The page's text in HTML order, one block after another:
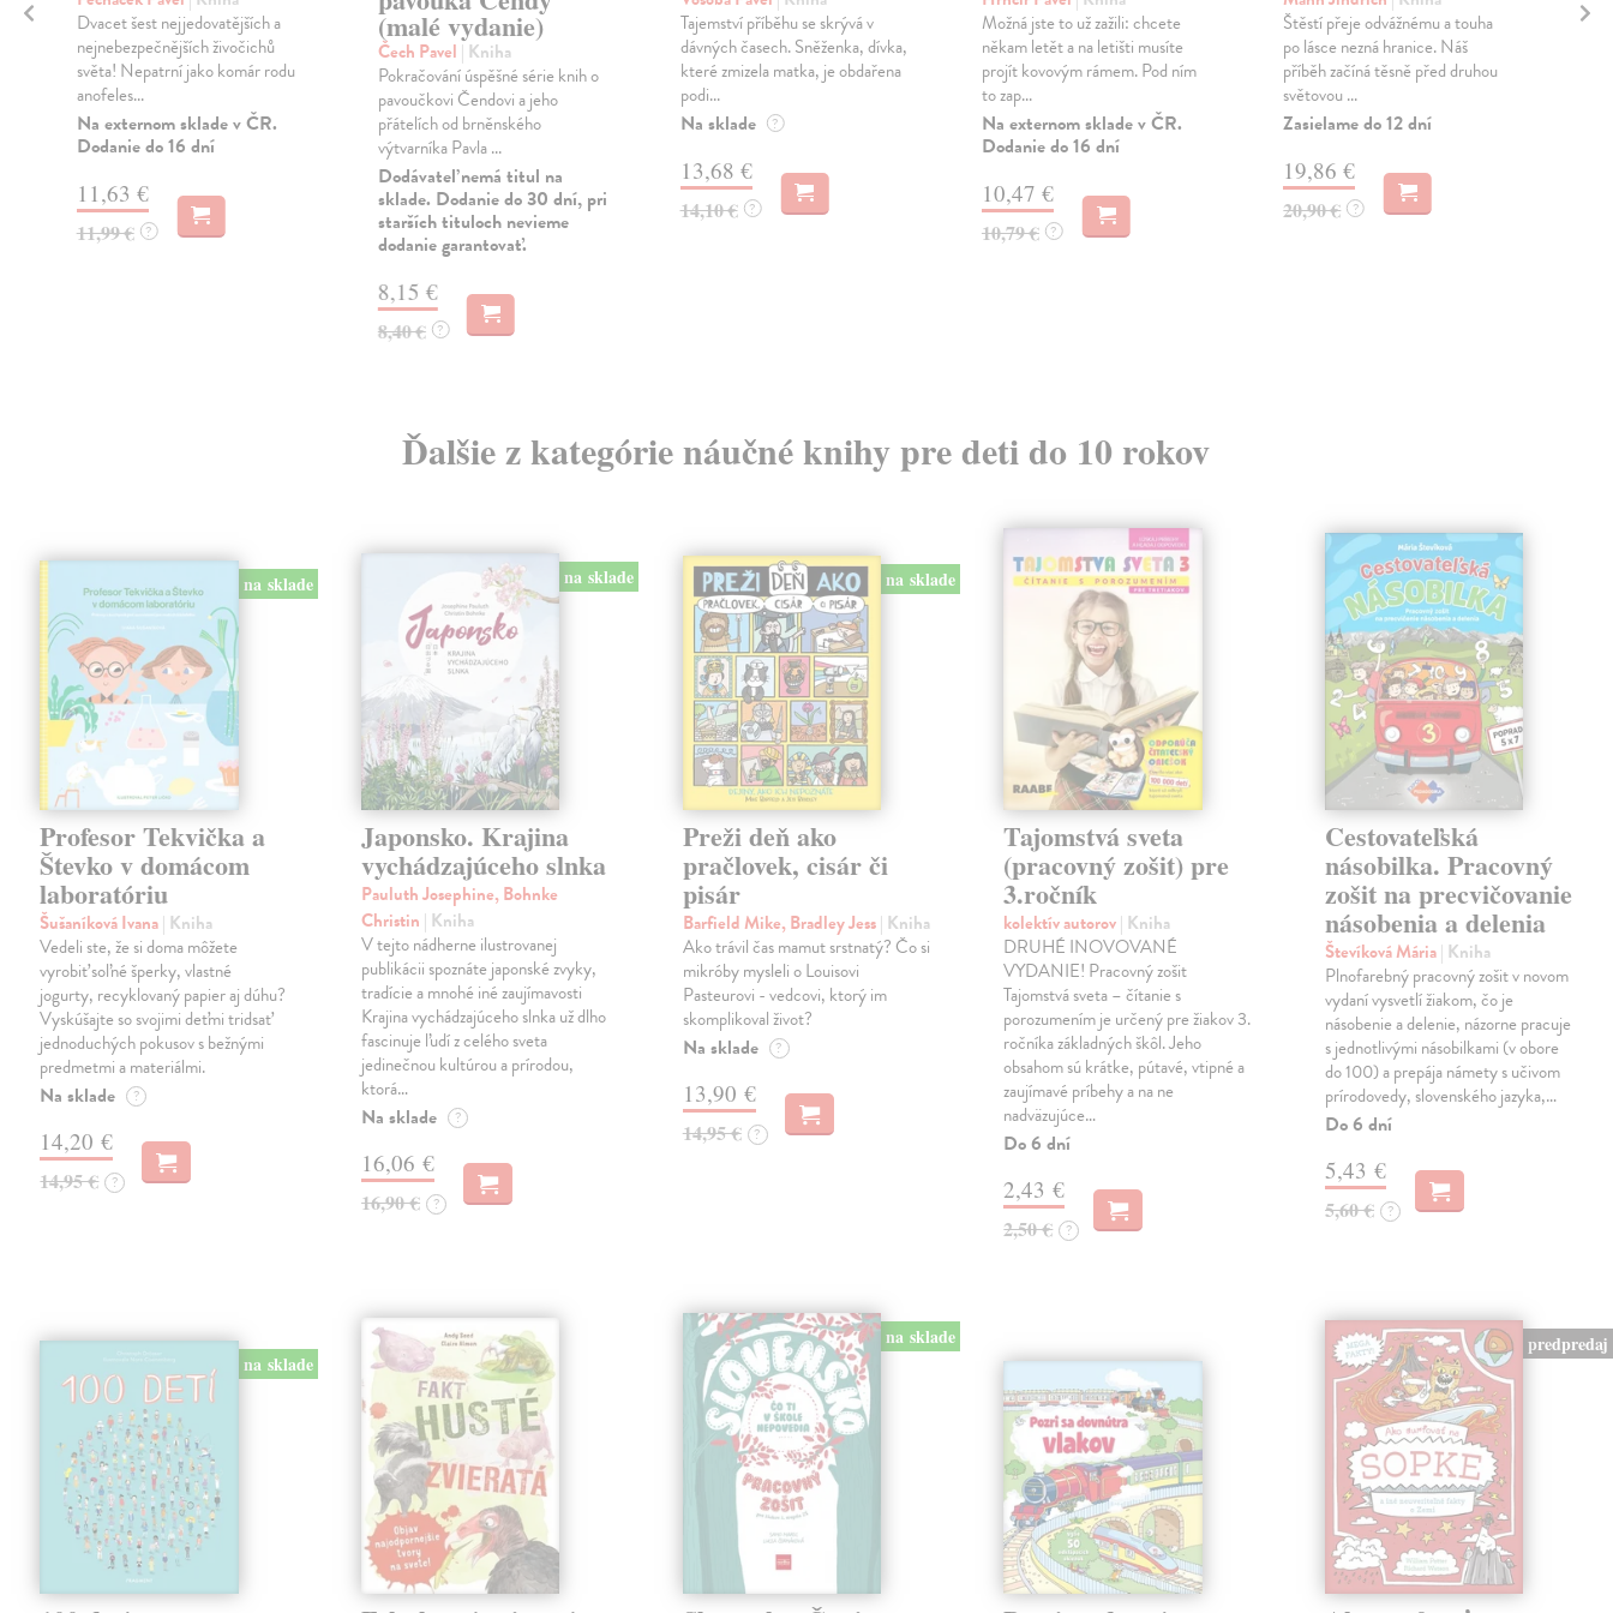
Dvacet šest nejjedovatějších a
nejnebezpečnějších živočichů
světa! Nepatrní jako komár rodu
anofeles...
Na externom sklade v ČR.
Dodanie do 16 dní
11,63 €
11,99 € ?
(malé vydanie)
Čech Pavel | Kniha
Pokračování úspěšné série knih o
pavoučkovi Čendovi a jeho
přátelích od brněnského
výtvarníka Pavla ...
Dodávateľ nemá titul na
sklade. Dodanie do 30 dní, pri
starších tituloch nevieme
dodanie garantovať.
8,15 €
8,40 € ?
Tajemství příběhu se skrývá v
dávných časech. Sněženka, dívka,
které zmizela matka, je obdařena
podi...
Na sklade ?
13,68 €
14,10 € ?
Možná jste to už zažili: chcete
někam letět a na letišti musíte
projít kovovým rámem. Pod ním
to zap...
Na externom sklade v ČR.
Dodanie do 16 dní
10,47 €
10,79 € ?
Štěstí přeje odvážnému a touha
po lásce nezná hranice. Náš
příběh začíná těsně před druhou
světovou ...
Zasielame do 12 dní
19,86 €
20,90 € ?
Ďalšie z kategórie náučné knihy pre deti do 10 rokov
na sklade
Profesor Tekvička a
Števko v domácom
laboratóriu
Šušaníková Ivana| Kniha
Vedeli ste, že si doma môžete
vyrobiť soľné šperky, vlastné
jogurty, recyklovaný papier aj dúhu?
Vyskúšajte so svojimi deťmi tridsať
jednoduchých pokusov s bežnými
predmetmi a materiálmi.
Na sklade ?
14,20 €
14,95 € ?
na sklade
Japonsko. Krajina
vychádzajúceho slnka
Pauluth Josephine, Bohnke
Christin | Kniha
V tejto nádherne ilustrovanej
publikácii spoznáte japonské zvyky,
tradície a mnohé iné zaujímavosti
Krajina vychádzajúceho slnka už dlho
fascinuje ľudí z celého sveta
jedinečnou kultúrou a prírodou,
ktorá…
Na sklade ?
16,06 €
16,90 € ?
na sklade
Preži deň ako
pračlovek, cisár či
pisár
Barfield Mike, Bradley Jess| Kniha
Ako trávil čas mamut srstnatý? Čo si
mikróby mysleli o Louisovi
Pasteurovi - vedcovi, ktorý im
skomplikoval život?
Na sklade ?
13,90 €
14,95 € ?
Tajomstvá sveta
(pracovný zošit) pre
3.ročník
kolektív autorov| Kniha
DRUHÉ INOVOVANÉ
VYDANIE! Pracovný zošit
Tajomstvá sveta – čítanie s
porozumením je určený pre žiakov 3.
ročníka základných škôl. Jeho
obsahom sú krátke, pútavé, vtipné a
zaujímavé príbehy a na ne
nadväzujúce…
Do 6 dní
2,43 €
2,50 € ?
Cestovateľská
násobilka. Pracovný
zošit na precvičovanie
násobenia a delenia
Števíková Mária| Kniha
Plnofarebný pracovný zošit v novom
vydaní vysvetlí žiakom, čo je
násobenie a delenie, názorne pracuje
s jednotlivými násobilkami (v obore
do 100) a prepája námety s učivom
prírodovedy, slovenského jazyka,…
Do 6 dní
5,43 €
5,60 € ?
na sklade
na sklade predpredaj